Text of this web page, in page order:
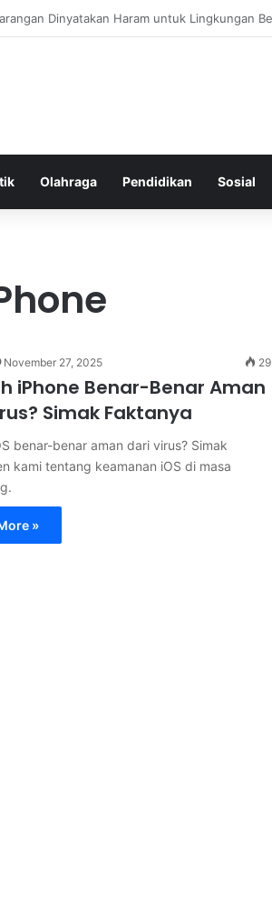
John Stones Kembali di Timnya
Olahraga Pendidikan Sosial
November 27, 2025 29
iPhone Benar-Benar Aman
Simak Faktanya
benar-benar aman dari virus? Simak
kami tentang keamanan iOS di masa
»